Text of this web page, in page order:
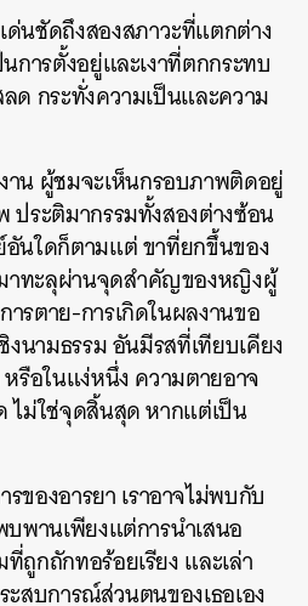
ด่นชัดถึงสองสภาวะที่แตกต่าง
การตั้งอยู่และเงาที่ตกกระทบ
ด กระทั่งความเป็นและความ
าน ผู้ชมจะเห็นกรอบภาพติดอยู่
ระติมากรรมทั้งสองต่างซ้อน
นใดก็ตามแต่ ขาที่ยกขึ้นของ
าทะลุผ่านจุดสำคัญของหญิงผู้
รตาย-การเกิดในผลงานขอ
งนามธรรม อันมีรสที่เทียบเคียง
รือในแง่หนึ่ง ความตายอาจ
ไม่ใช่จุดสิ้นสุด หากแต่เป็น
ของอารยา เราอาจไม่พบกับ
พานเพียงแต่การนำเสนอ
ถูกถักทอร้อยเรียง และเล่า
สบการณ์ส่วนตนของเธอเอง